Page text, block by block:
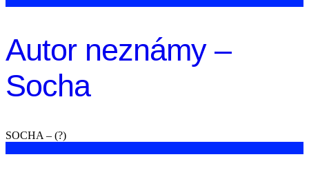
Autor neznámy –
Socha
SOCHA – (?)